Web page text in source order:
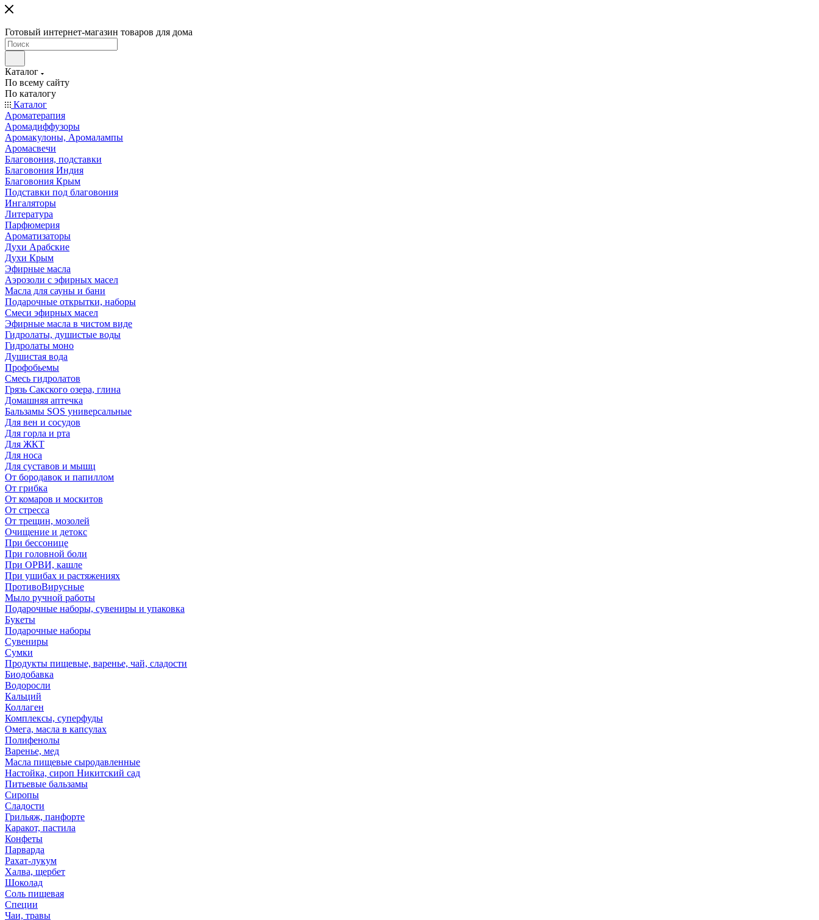
Готовый интернет-магазин товаров для дома
Каталог
По всему сайту
По каталогу
Каталог
Ароматерапия
Аромадиффузоры
Аромакулоны, Аромалампы
Аромасвечи
Благовония, подставки
Благовония Индия
Благовония Крым
Подставки под благовония
Ингаляторы
Литература
Парфюмерия
Ароматизаторы
Духи Арабские
Духи Крым
Эфирные масла
Аэрозоли с эфирных масел
Масла для сауны и бани
Подарочные открытки, наборы
Смеси эфирных масел
Эфирные масла в чистом виде
Гидролаты, душистые воды
Гидролаты моно
Душистая вода
Профобьемы
Смесь гидролатов
Грязь Сакского озера, глина
Домашняя аптечка
Бальзамы SOS универсальные
Для вен и сосудов
Для горла и рта
Для ЖКТ
Для носа
Для суставов и мышц
От бородавок и папиллом
От грибка
От комаров и москитов
От стресса
От трещин, мозолей
Очищение и детокс
При бессонице
При головной боли
При ОРВИ, кашле
При ушибах и растяжениях
ПротивоВирусные
Мыло ручной работы
Подарочные наборы, сувениры и упаковка
Букеты
Подарочные наборы
Сувениры
Сумки
Продукты пищевые, варенье, чай, сладости
Биодобавка
Водоросли
Кальций
Коллаген
Комплексы, суперфуды
Омега, масла в капсулах
Полифенолы
Варенье, мед
Масла пищевые сыродавленные
Настойка, сироп Никитский сад
Питьевые бальзамы
Сиропы
Сладости
Грильяж, панфорте
Каракот, пастила
Конфеты
Парварда
Рахат-лукум
Халва, щербет
Шоколад
Соль пищевая
Специи
Чаи, травы